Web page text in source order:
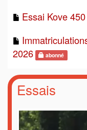
Essai Kove
2026
abonné
Essais